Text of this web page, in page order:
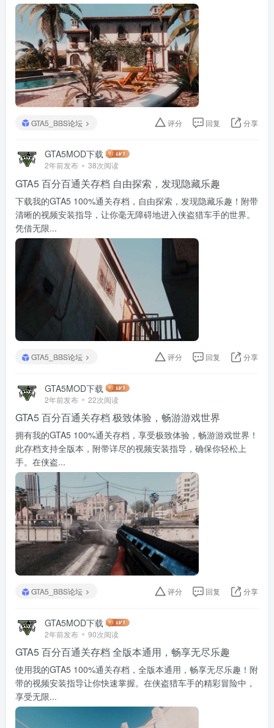
GTA5_BBS论坛 评分 回复 分享
GTA5MOD下载
2年前发布 38次阅读
GTA5 百分百通关存档 自由探索，发现隐藏乐趣
下载我的GTA5 100%通关存档，自由探索，发现隐藏乐趣！附带
清晰的视频安装指导，让你毫无障碍地进入侠盗猎车手的世界。
凭借无限...
GTA5_BBS论坛 评分 回复 分享
GTA5MOD下载
2年前发布 22次阅读
GTA5 百分百通关存档 极致体验，畅游游戏世界
拥有我的GTA5 100%通关存档，享受极致体验，畅游游戏世界！
此存档支持全版本，附带详尽的视频安装指导，确保你轻松上
手。在侠盗...
GTA5_BBS论坛 评分 回复 分享
GTA5MOD下载
2年前发布 90次阅读
GTA5 百分百通关存档 全版本通用，畅享无尽乐趣
使用我的GTA5 100%通关存档，全版本通用，畅享无尽乐趣！附
带的视频安装指导让你快速掌握。在侠盗猎车手的精彩冒险中，
享受无限...